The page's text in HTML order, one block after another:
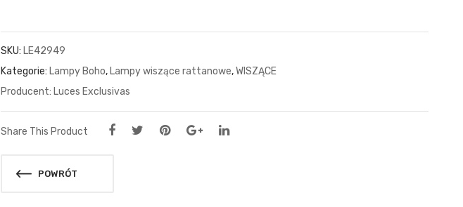
SKU: LE42949
Kategorie: Lampy Boho, Lampy wiszące rattanowe,WISZĄCE
Luces Exclusivas
Share This Product
POWRÓT